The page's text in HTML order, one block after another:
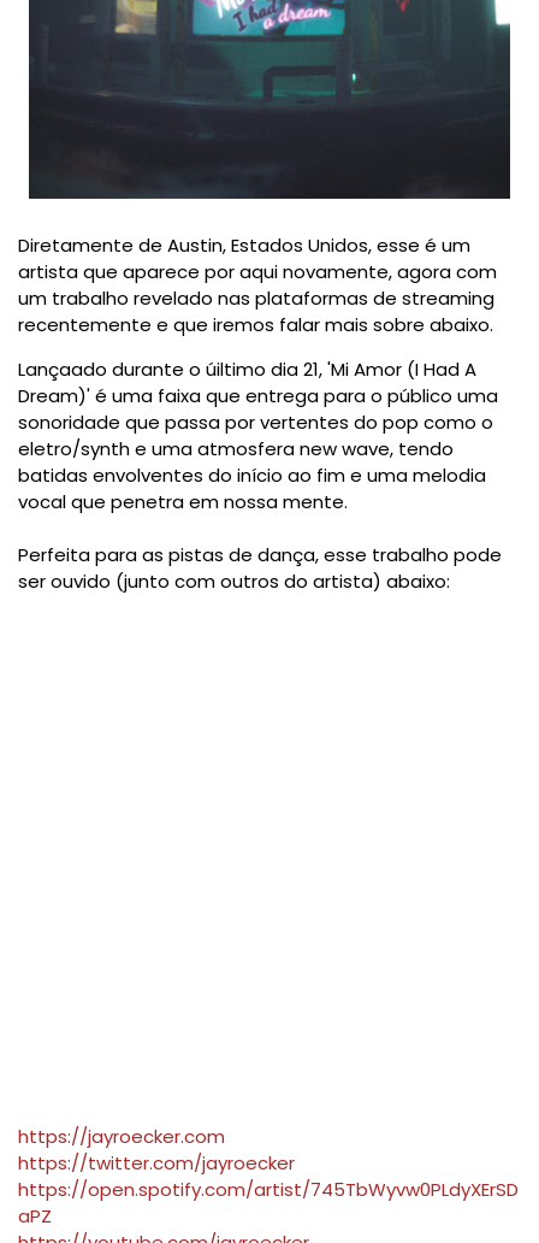
Diretamente de Austin, Estados Unidos, esse é um
artista que aparece por aqui novamente, agora com
um trabalho revelado nas plataformas de streaming
recentemente e que iremos falar mais sobre abaixo.
Lançaado durante o úiltimo dia 21, 'Mi Amor (I Had A
Dream)' é uma faixa que entrega para o público uma
sonoridade que passa por vertentes do pop como o
eletro/synth e uma atmosfera new wave, tendo
batidas envolventes do início ao fim e uma melodia
vocal que penetra em nossa mente.
Perfeita para as pistas de dança, esse trabalho pode
ser ouvido (junto com outros do artista) abaixo:
https://jayroecker.com
https://twitter.com/jayroecker
https://open.spotify.com/artist/745TbWyvw0PLdyXErSD
aPZ